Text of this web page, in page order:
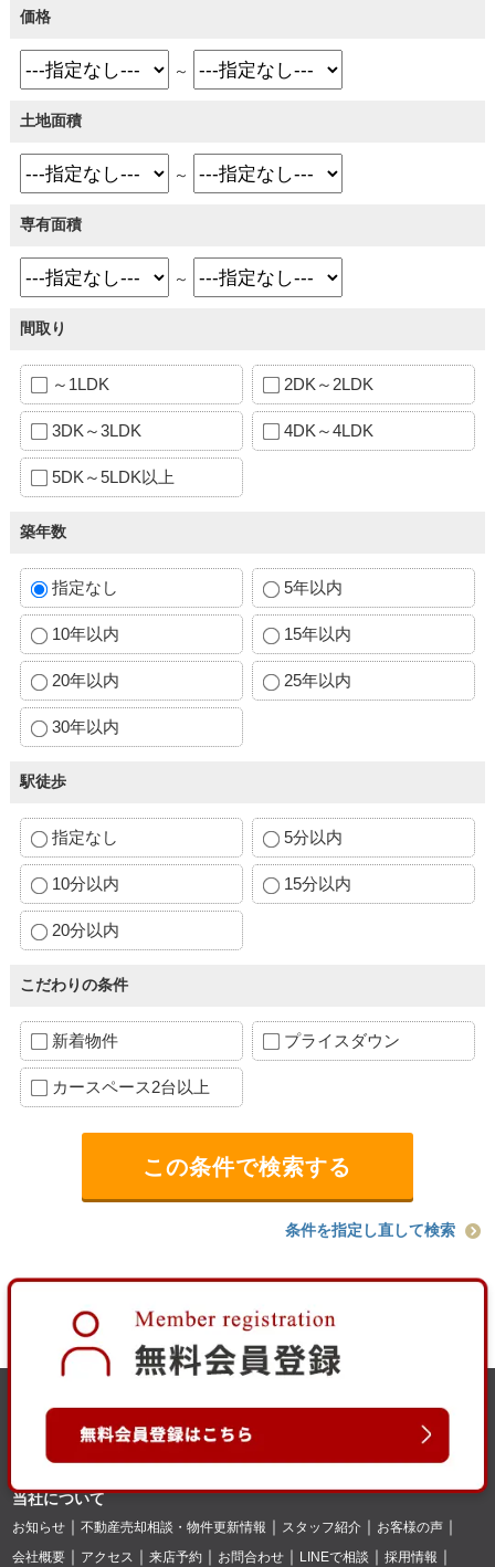
価格
～
土地面積
～
専有面積
～
間取り
～1LDK 2DK～2LDK
3DK～3LDK 4DK～4LDK
5DK～5LDK以上
築年数
指定なし 5年以内
10年以内 15年以内
20年以内 25年以内
30年以内
駅徒歩
指定なし 5分以内
10分以内 15分以内
20分以内
こだわりの条件
新着物件 プライスダウン
カースペース2台以上
条件を指定し直して検索
当社について
お知らせ 不動産売却相談・物件更新情報 スタッフ紹介
お客様の声
会社概要
アクセス 来店予約 お問合わせ LINEで相談
採用情報